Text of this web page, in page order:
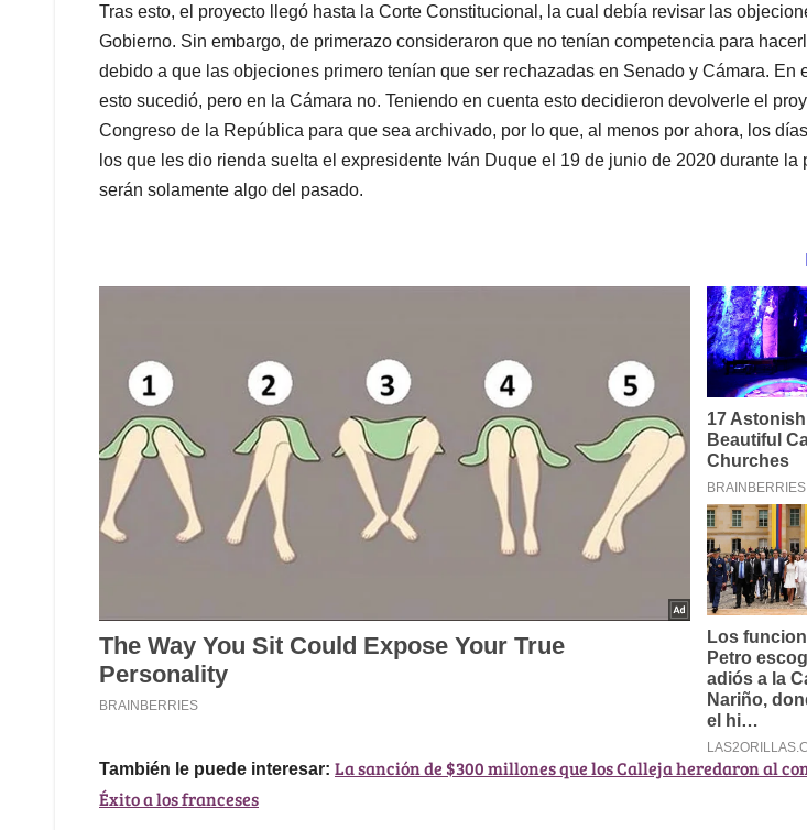
Tras esto, el proyecto llegó hasta la Corte Constitucional, la cual debía revisar las
Gobierno. Sin embargo, de primerazo consideraron que no tenían competencia para
debido a que las objeciones primero tenían que ser rechazadas en Senado y Cámara. En
esto sucedió, pero en la Cámara no. Teniendo en cuenta esto decidieron devolverle el
Congreso de la República para que sea archivado, por lo que, al menos por ahora, los
los que les dio rienda suelta el expresidente Iván Duque el 19 de junio de 2020 durante la
serán solamente algo del pasado.
También le puede interesar: La sanción de $300 millones que los Calleja heredaron al
Éxito a los franceses